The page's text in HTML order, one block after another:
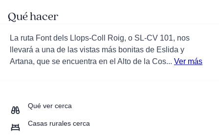
Qué hacer
La ruta Font dels Llops-Coll Roig, o SL-CV 101, nos
llevará a una de las vistas más bonitas de Eslida y
Artana, que se encuentra en el Alto de la Cos... Ver más
Qué ver cerca
Casas rurales cerca